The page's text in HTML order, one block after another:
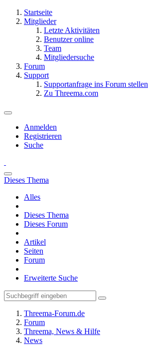
Startseite
Mitglieder
Letzte Aktivitäten
Benutzer online
Team
Mitgliedersuche
Forum
Support
Supportanfrage ins Forum stellen
Zu Threema.com
Anmelden
Registrieren
Suche
Dieses Thema
Alles
Dieses Thema
Dieses Forum
Artikel
Seiten
Forum
Erweiterte Suche
Threema-Forum.de
Forum
Threema, News & Hilfe
News